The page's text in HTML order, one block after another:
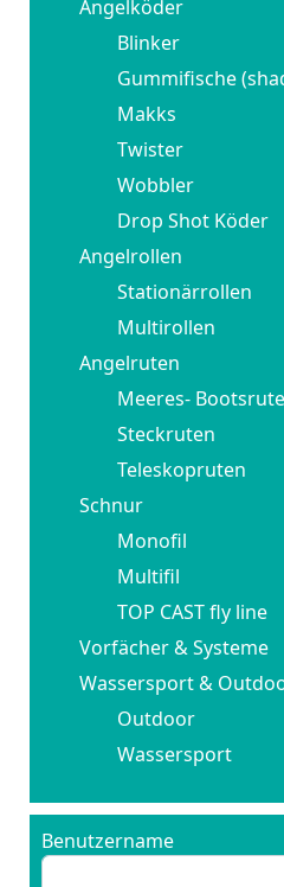
Angelköder
Blinker
Gummifische
Makks
Twister
Wobbler
Drop Shot Köder
Angelrollen
Stationärrollen
Multirollen
Angelruten
Meeres-
Steckruten
Teleskopruten
Schnur
Monofil
Multifil
TOP CAST fly line
Vorfächer & Systeme
Wassersport &
Outdoor
Wassersport
Benutzername